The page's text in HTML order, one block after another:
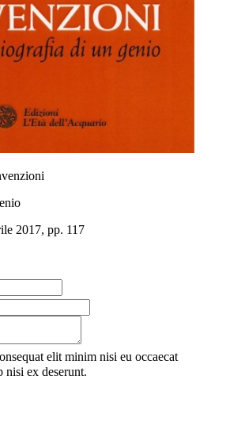
2017, pp. 117
elit minim nisi eu occaecat
nisi ex deserunt.